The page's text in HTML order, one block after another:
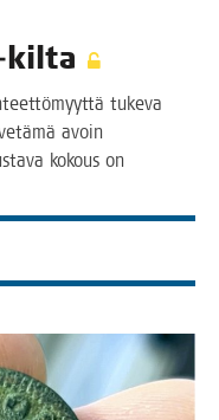
tuke­va
avoin
kokous on